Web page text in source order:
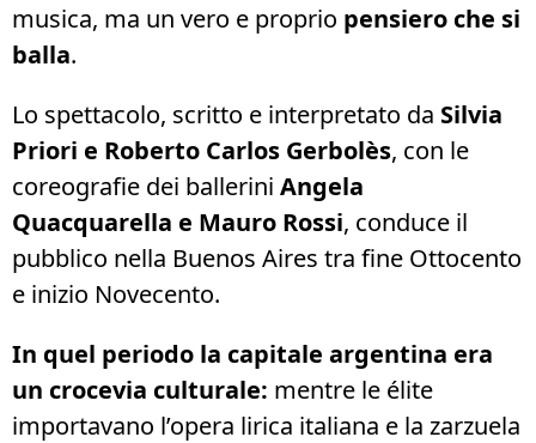
musica, ma un vero e proprio pensiero che si
balla.
Lo spettacolo, scritto e interpretato da Silvia
Priori e Roberto Carlos Gerbolès, con le
coreografie dei ballerini Angela
Quacquarella e Mauro Rossi, conduce il
pubblico nella Buenos Aires tra fine Ottocento
e inizio Novecento.
In quel periodo la capitale argentina era
un crocevia culturale: mentre le élite
importavano l’opera lirica italiana e la zarzuela